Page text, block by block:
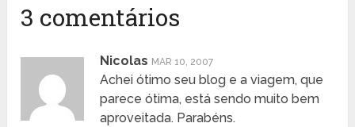
3 comentários
Nicolas MAR 10, 2007
Achei ótimo seu blog e a viagem, que
parece ótima, está sendo muito bem
aproveitada. Parabéns.